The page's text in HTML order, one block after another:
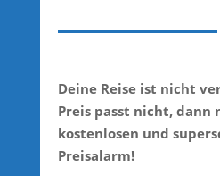
Deine Reise ist nicht
Preis passt nicht, dann
kostenlosen und
Preisalarm!